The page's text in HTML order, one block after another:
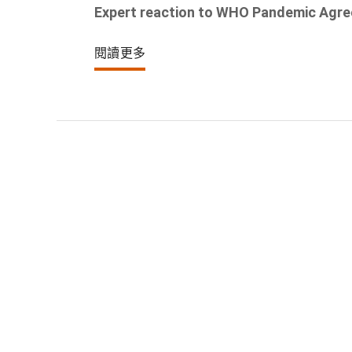
Expert reaction to WHO Pandemic
閱讀更多